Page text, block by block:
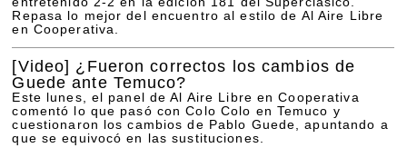
Repasa lo mejor del encuentro al estilo de Al Aire Libre
en Cooperativa.
[Video] ¿Fueron correctos los cambios de
Guede ante Temuco?
Este lunes, el panel de Al Aire Libre en Cooperativa
comentó lo que pasó con Colo Colo en Temuco y
cuestionaron los cambios de Pablo Guede, apuntando a
que se equivocó en las sustituciones.